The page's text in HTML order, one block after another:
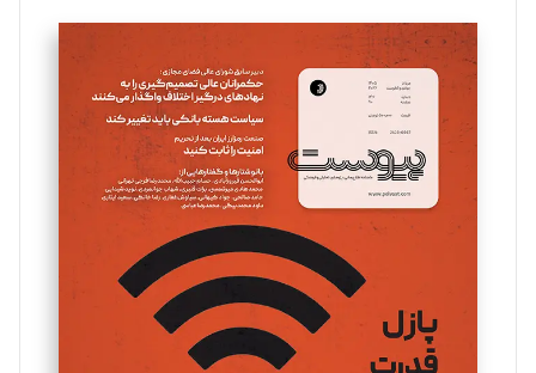
تحریریه
سروش کرمیان
تحریریه
مینا پاکدل
یسنا امان‌پور
تحریریه